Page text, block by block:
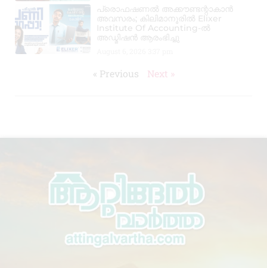
പ്രൊഫഷണൽ അക്കൗണ്ടന്റാകാൻ
അവസരം; കിലിമാനൂരിൽ Elixer
Institute Of Accounting-ൽ
അഡ്മിഷൻ ആരംഭിച്ചു
« Previous Next »